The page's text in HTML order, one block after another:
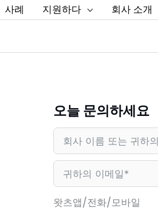
사례 지원하다 회사 소개
오늘 문의하세요
왓츠앱/전화/모바일